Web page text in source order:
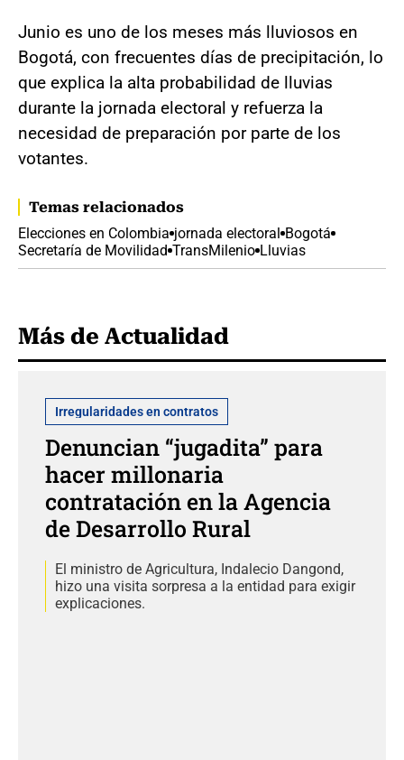
Junio es uno de los meses más lluviosos en
Bogotá, con frecuentes días de precipitación, lo
que explica la alta probabilidad de lluvias
durante la jornada electoral y refuerza la
necesidad de preparación por parte de los
votantes.
Temas relacionados
Elecciones en Colombia jornada electoral Bogotá
Secretaría de Movilidad TransMilenio Lluvias
Más de Actualidad
Irregularidades en contratos
Denuncian “jugadita” para
hacer millonaria
contratación en la Agencia
de Desarrollo Rural
El ministro de Agricultura, Indalecio Dangond,
hizo una visita sorpresa a la entidad para exigir
explicaciones.